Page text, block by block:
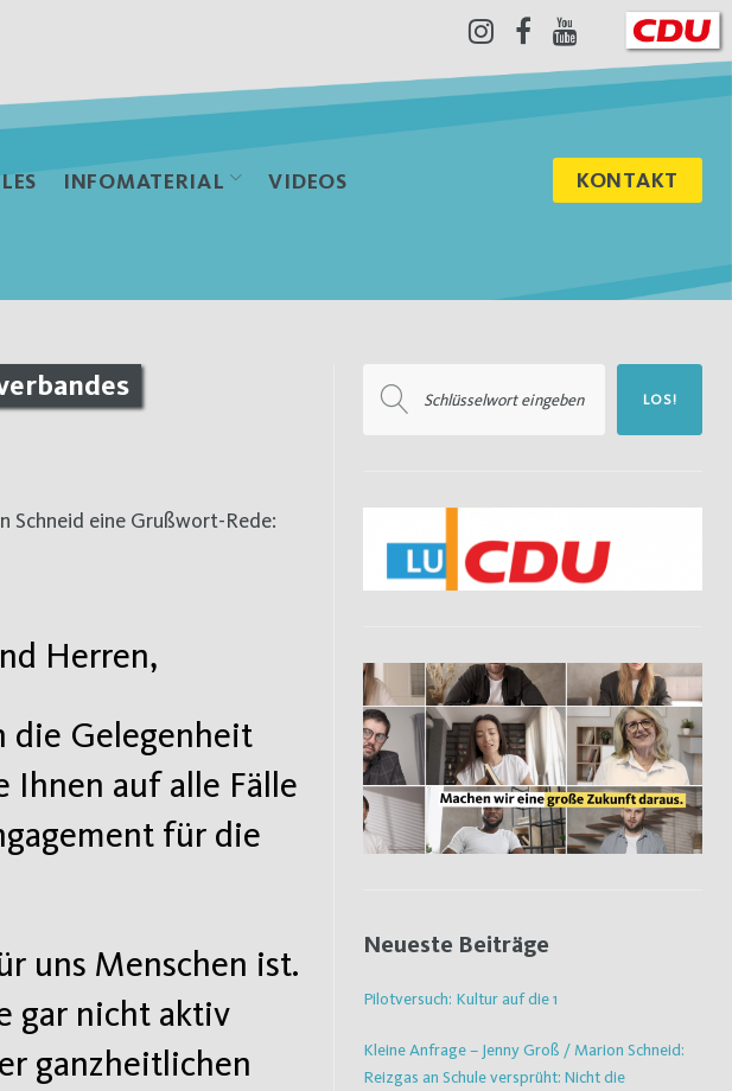
Instagram
Facebook
Youtube
INFOMATERIAL VIDEOS KONTAKT
Schneid eine Grußwort-Rede:
Herren,
die Gelegenheit
Ihnen auf alle Fälle
für die
uns Menschen ist.
gar nicht aktiv
ganzheitlichen
nach:
LOS!
Neueste Beiträge
Pilotversuch: Kultur auf die 1
Kleine Anfrage – Jenny Groß / Marion Schneid:
Reizgas an Schule versprüht: Nicht die